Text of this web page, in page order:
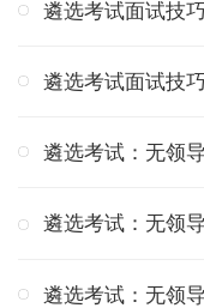
遴选考试面试技
遴选考试面试技
遴选考试：无领
遴选考试：无领
遴选考试：无领